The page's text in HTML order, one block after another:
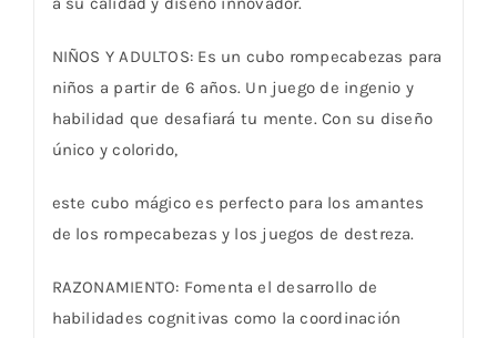
NIÑOS Y ADULTOS: Es un cubo rompecabezas para
niños a partir de 6 años. Un juego de ingenio y
habilidad que desafiará tu mente. Con su diseño
único y colorido,
este cubo mágico es perfecto para los amantes
de los rompecabezas y los juegos de destreza.
RAZONAMIENTO: Fomenta el desarrollo de
habilidades cognitivas como la coordinación